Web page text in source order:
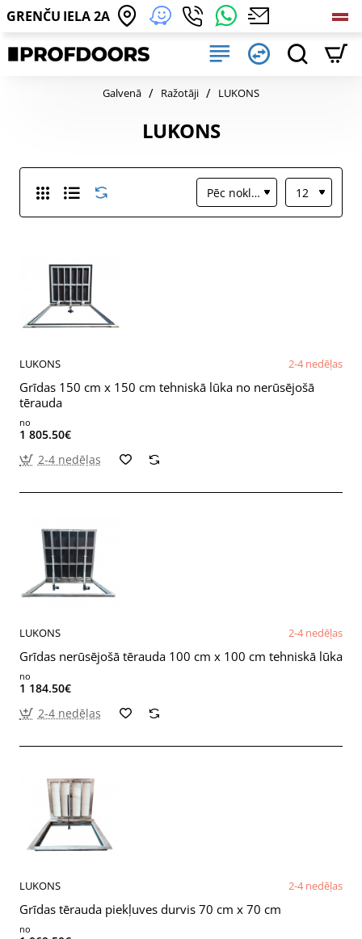
GRENČU IELA 2A
LUKONS
Galvenā homeRažotāji LUKONS
LUKONS 2-4 nedēļas
Grīdas 150 cm x 150 cm tehniskā lūka no nerūsējošā
tērauda
no
1 805.50€
2-4 nedēļas
LUKONS 2-4 nedēļas
Grīdas nerūsējošā tērauda 100 cm x 100 cm tehniskā lūka
no
1 184.50€
2-4 nedēļas
LUKONS 2-4 nedēļas
Grīdas tērauda piekļuves durvis 70 cm x 70 cm
no